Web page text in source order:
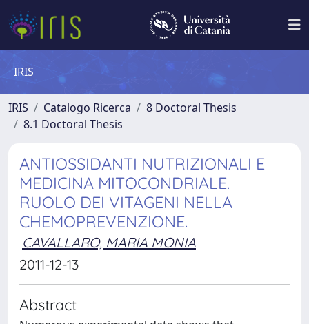
IRIS
IRIS Catalogo Ricerca
8 Doctoral Thesis
8.1 Doctoral Thesis
ANTIOSSIDANTI NUTRIZIONALI E
MEDICINA MITOCONDRIALE.
RUOLO DEI VITAGENI NELLA
CHEMOPREVENZIONE.
CAVALLARO, MARIA MONIA
2011-12-13
Abstract